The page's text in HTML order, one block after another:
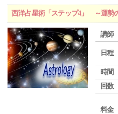
西洋占星術「ステップ4」 ～運勢
講師
日程
時間
回数
料金